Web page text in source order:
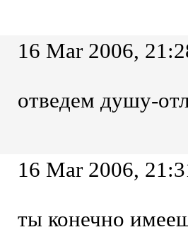
16 Mar 2006,
отведем душу-
16 Mar 2006,
ты конечно